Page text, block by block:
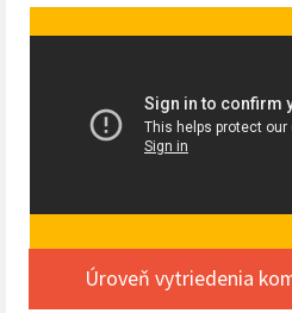
Úroveň vytriedenia